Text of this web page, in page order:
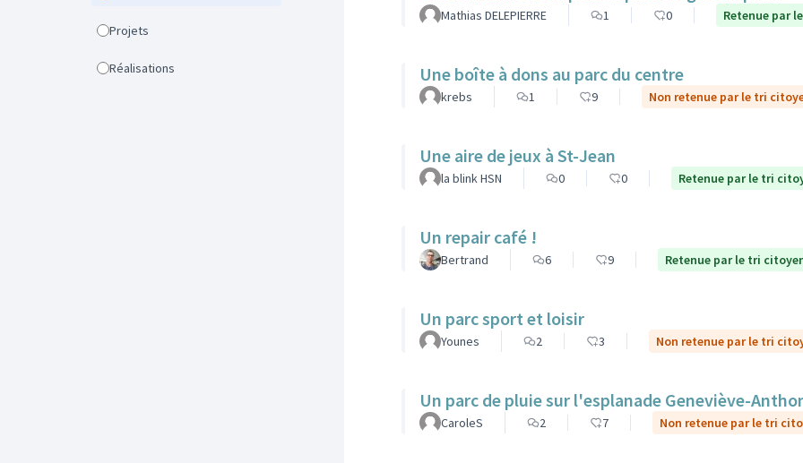
Projets
Réalisations
Mathias DELEPIERRE 1 0 Retenue par
Une boîte à dons au parc du centre
krebs 1 9 Non retenue par le tri
Une aire de jeux à St-Jean
la blink HSN 0 0 Retenue par le tri
Un repair café !
Bertrand 6 9 Retenue par le tri
Un parc sport et loisir
Younes 2 3 Non retenue par le tri
Un parc de pluie sur l'esplanade Geneviève-
CaroleS 2 7 Non retenue par le tri